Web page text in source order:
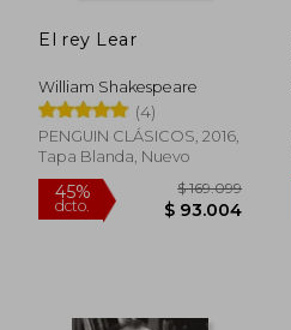
El rey Lear
William Shakespeare
(4)
PENGUIN CLÁSICOS, 2016,
Tapa Blanda, Nuevo